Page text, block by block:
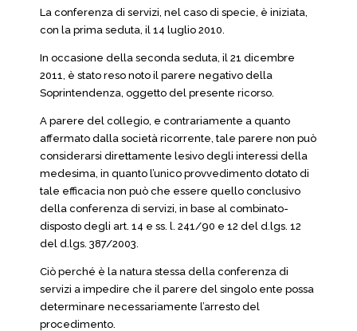
La conferenza di servizi, nel caso di specie, è iniziata,
con la prima seduta, il 14 luglio 2010.
In occasione della seconda seduta, il 21 dicembre
2011, è stato reso noto il parere negativo della
Soprintendenza, oggetto del presente ricorso.
A parere del collegio, e contrariamente a quanto
affermato dalla società ricorrente, tale parere non può
considerarsi direttamente lesivo degli interessi della
medesima, in quanto l’unico provvedimento dotato di
tale efficacia non può che essere quello conclusivo
della conferenza di servizi, in base al combinato-
disposto degli art. 14 e ss. l. 241/90 e 12 del d.lgs. 12
del d.lgs. 387/2003.
Ciò perché è la natura stessa della conferenza di
servizi a impedire che il parere del singolo ente possa
determinare necessariamente l’arresto del
procedimento.